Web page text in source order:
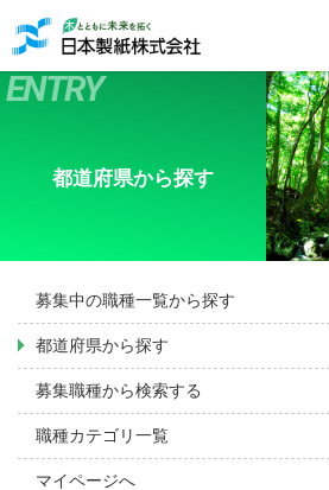
都道府県から探す
募集中の職種一覧から探す
都道府県から探す
募集職種から検索する
職種カテゴリ一覧
マイページへ